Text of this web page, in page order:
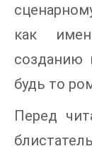
как
созданию
будь то
Перед